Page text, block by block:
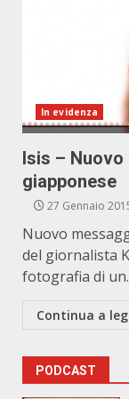
In evidenza
Isis –
giapponese
27 Gennaio
Nuovo
del giornalista
fotografia di
Continua a
PODCAST